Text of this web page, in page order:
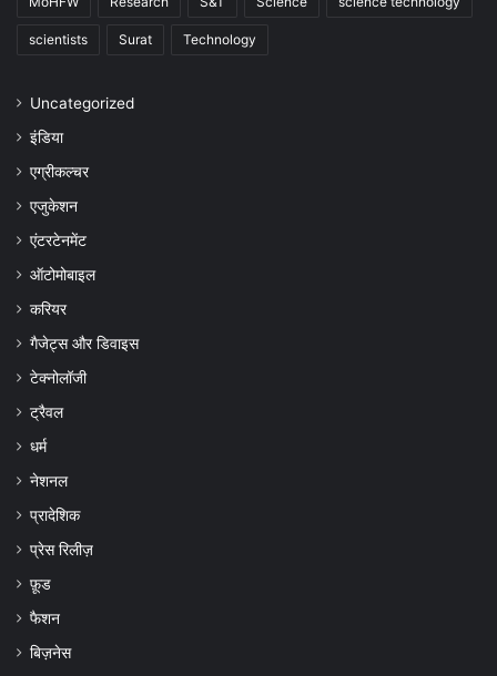
scientists Surat Technology
Uncategorized
इंडिया
एग्रीकल्चर
एजुकेशन
एंटरटेनमेंट
ऑटोमोबाइल
करियर
गैजेट्स और डिवाइस
टेक्नोलॉजी
ट्रैवल
धर्म
नेशनल
प्रादेशिक
प्रेस रिलीज़
फ़ूड
फैशन
बिज़नेस